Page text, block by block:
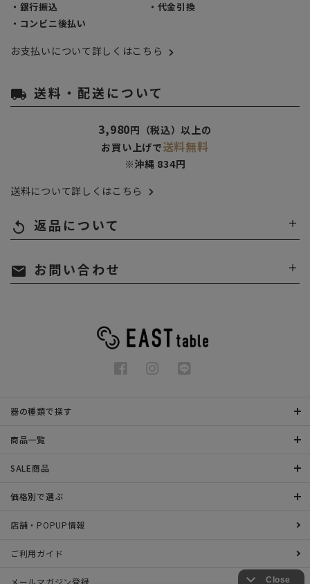
・銀行振込
・代金引換
・コンビニ後払い
お支払いについて詳しくはこちら
local_shipping 送料・配送について
3,980円（税込）以上の
お買い上げで送料無料
※沖縄 834円
送料について詳しくはこちら
replay 返品について
mail お問い合わせ
器の種類で探す
商品一覧
SALE商品
価格別で選ぶ
店舗・POPUP情報
ご利用ガイド